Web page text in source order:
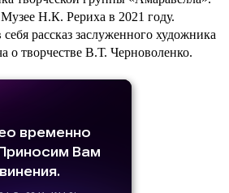
Н.К. Рериха в 2021 году.
рассказ заслуженного художника
о творчестве В.Т. Черноволенко.